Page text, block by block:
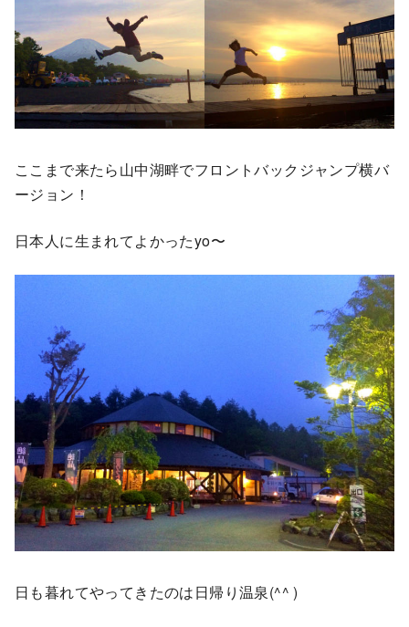
ここまで来たら山中湖畔でフロントバックジャンプ横バ
ージョン！
日本人に生まれてよかったyo〜
日も暮れてやってきたのは日帰り温泉(^^ )